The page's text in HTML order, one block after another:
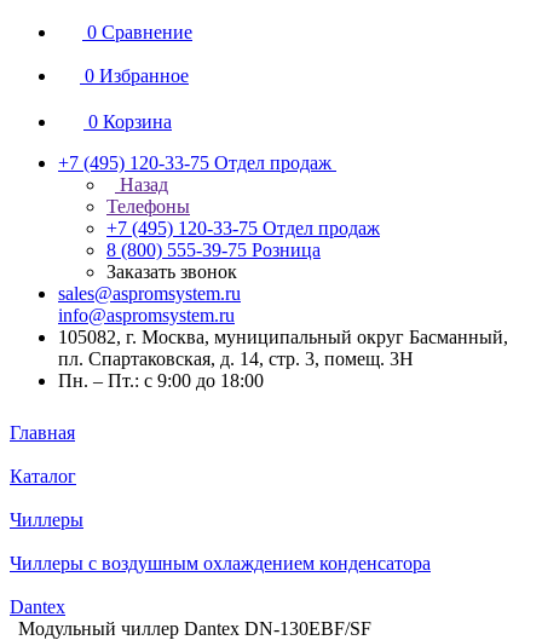
0 Сравнение
0 Избранное
0 Корзина
+7 (495) 120-33-75 Отдел продаж
Назад
Телефоны
+7 (495) 120-33-75 Отдел продаж
8 (800) 555-39-75 Розница
Заказать звонок
sales@aspromsystem.ru
info@aspromsystem.ru
105082, г. Москва, муниципальный округ Басманный,
пл. Спартаковская, д. 14, стр. 3, помещ. 3Н
Пн. – Пт.: с 9:00 до 18:00
Главная
Каталог
Чиллеры
Чиллеры с воздушным охлаждением конденсатора
Dantex
Модульный чиллер Dantex DN-130EBF/SF